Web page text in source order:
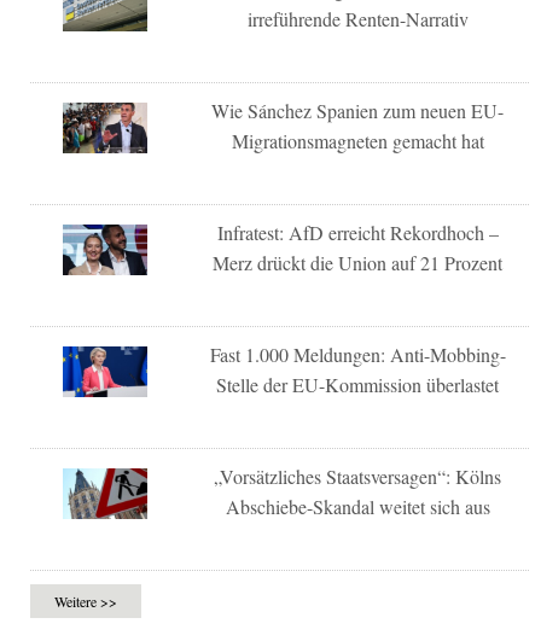
irreführende Renten-Narrativ
Wie Sánchez Spanien zum neuen EU-
Migrationsmagneten gemacht hat
Infratest: AfD erreicht Rekordhoch –
Merz drückt die Union auf 21 Prozent
Fast 1.000 Meldungen: Anti-Mobbing-
Stelle der EU-Kommission überlastet
„Vorsätzliches Staatsversagen“: Kölns
Abschiebe-Skandal weitet sich aus
Weitere >>